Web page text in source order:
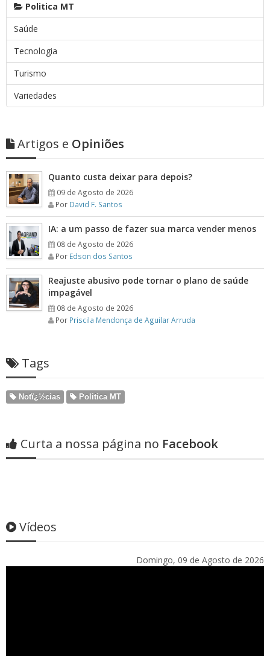
Politica MT
Saúde
Tecnologia
Turismo
Variedades
Artigos e Opiniões
Quanto custa deixar para depois?
09 de Agosto de 2026
Por David F. Santos
IA: a um passo de fazer sua marca vender menos
08 de Agosto de 2026
Por Edson dos Santos
Reajuste abusivo pode tornar o plano de saúde
impagável
08 de Agosto de 2026
Por Priscila Mendonça de Aguilar Arruda
Tags
Notï¿½cias Politica MT
Curta a nossa página no Facebook
Vídeos
Domingo, 09 de Agosto de 2026